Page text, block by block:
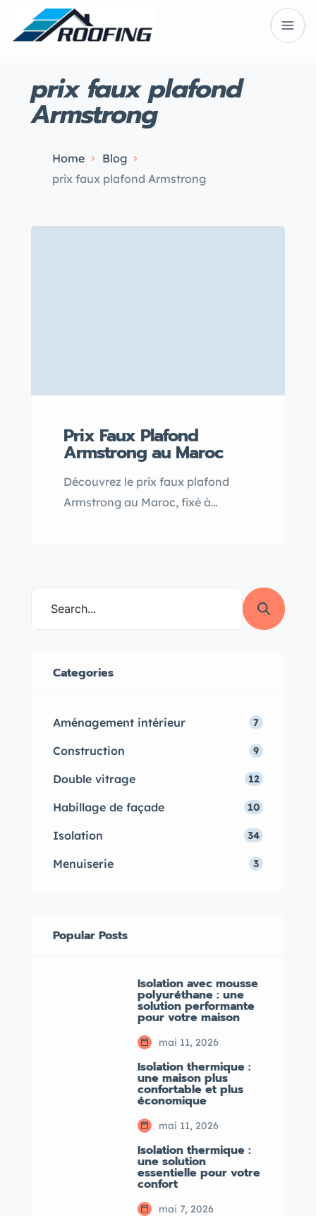
prix faux plafond
Armstrong
Home
Blog
prix faux plafond Armstrong
Prix Faux Plafond
Armstrong au Maroc
Découvrez le prix faux plafond
Armstrong au Maroc, fixé à
Categories
Aménagement intérieur 7
Construction 9
Double vitrage 12
Habillage de façade 10
Isolation 34
Menuiserie 3
Popular Posts
Isolation avec mousse
polyuréthane : une
solution performante
pour votre maison
mai 11, 2026
Isolation thermique :
une maison plus
confortable et plus
économique
mai 11, 2026
Isolation thermique :
une solution
essentielle pour votre
confort
mai 7, 2026